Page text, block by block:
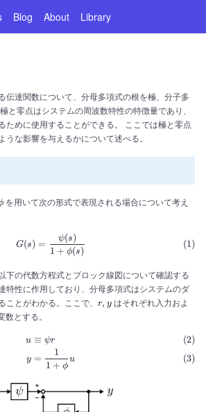
Blog About Library
伝達関数について、分母多項式の根を極、分子多
と零点はシステムの周波数特性の特徴量であり、
ために使用することができる。 ここでは極と零点
うな影響を与えるかについて述べる。
を用いて次の形式で表現される場合について考え
\begin{align} G(s) =
G(s) =
1 + ϕ(s)
ψ(s)
下の代数方程式とブロック線図について確認する
特性に作用しており、分母多項式はシステムのダ
ことがわかる。ここで、 r,
r, y はそれぞれ入力およ
数とする。
\begin{align} u &\equiv
u
y
≡ ψr
=
1 + ϕ
1
u